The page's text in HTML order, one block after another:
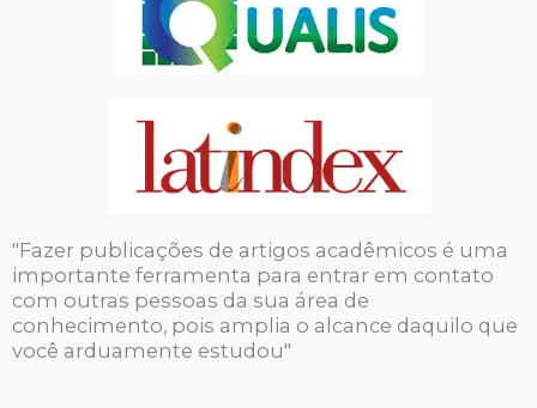
"Fazer publicações de artigos acadêmicos é uma
importante ferramenta para entrar em contato
com outras pessoas da sua área de
conhecimento, pois amplia o alcance daquilo que
você arduamente estudou"